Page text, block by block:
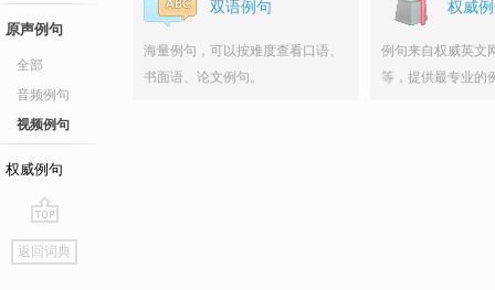
原声例句
全部
音频例句
视频例句
权威例句
go
top
返回词典
双语例句
海量例句，可以按难度查看口语、
书面语、论文例句。
权威
例句来自权威英文
等，提供最专业的